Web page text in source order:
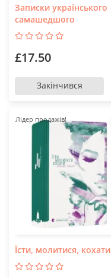
Записки українського
самашедшого
£17.50
Закінчився
Лідер продажів!
Їсти, молитися, кохати